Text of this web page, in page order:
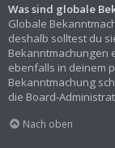
Was sind globale
Globale
deshalb solltest du
Bekanntmachungen
ebenfalls in deinem
Bekanntmachung
die Board-
Nach oben